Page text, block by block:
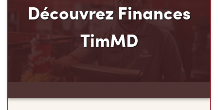
Découvrez Finances
TimMD